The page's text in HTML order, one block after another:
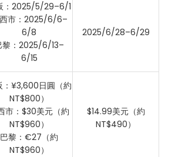
：2025/5/29–6/1
市：2025/6/6–
6/8
黎：2025/6/13–
6/15
2025/6/28–6/29
：¥3,600日圓（約
NT$800）
市：$30美元（約
NT$960）
巴黎：€27（約
NT$960）
$14.99美元（約
NT$490）